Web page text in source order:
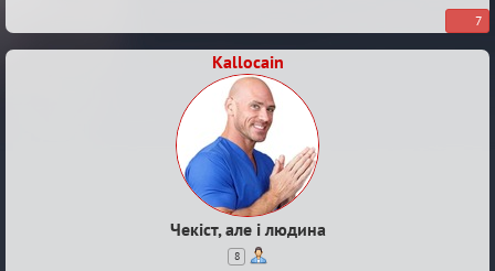
7
Kallocain
Чекіст, але і людина
8